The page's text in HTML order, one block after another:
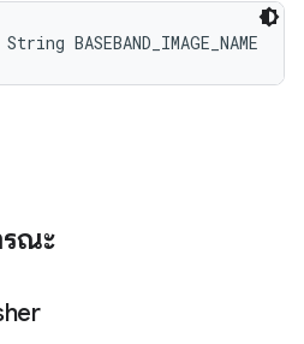
BASEBAND_IMAGE_NAME
รณะ